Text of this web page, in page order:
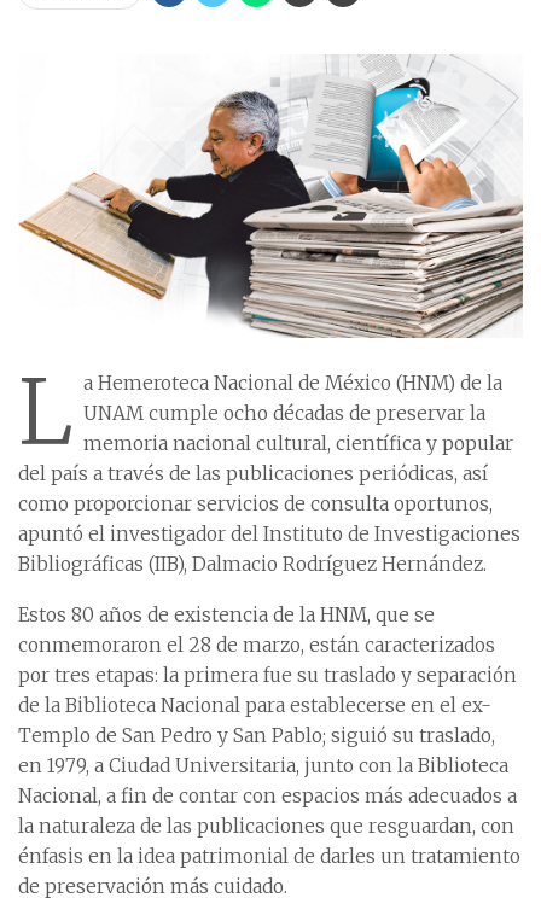
L a Hemeroteca Nacional de México (HNM) de la
UNAM cumple ocho décadas de preservar la
memoria nacional cultural, científica y popular
del país a través de las publicaciones periódicas, así
como proporcionar servicios de consulta oportunos,
apuntó el investigador del Instituto de Investigaciones
Bibliográficas (IIB), Dalmacio Rodríguez Hernández.
Estos 80 años de existencia de la HNM, que se
conmemoraron el 28 de marzo, están caracterizados
por tres etapas: la primera fue su traslado y separación
de la Biblioteca Nacional para establecerse en el ex-
Templo de San Pedro y San Pablo; siguió su traslado,
en 1979, a Ciudad Universitaria, junto con la Biblioteca
Nacional, a fin de contar con espacios más adecuados a
la naturaleza de las publicaciones que resguardan, con
énfasis en la idea patrimonial de darles un tratamiento
de preservación más cuidado.